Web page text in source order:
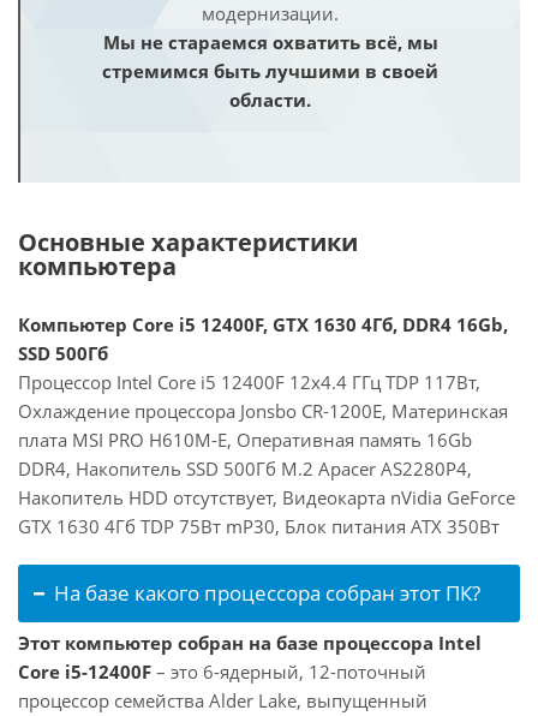
модернизации.
Мы не стараемся охватить всё, мы
стремимся быть лучшими в своей
области.
Основные характеристики
компьютера
Компьютер Core i5 12400F, GTX 1630 4Гб, DDR4 16Gb,
SSD 500Гб
Процессор Intel Core i5 12400F 12x4.4 ГГц TDP 117Вт,
Охлаждение процессора Jonsbo CR-1200E, Материнская
плата MSI PRO H610M-E, Оперативная память 16Gb
DDR4, Накопитель SSD 500Гб M.2 Apacer AS2280P4,
Накопитель HDD отсутствует, Видеокарта nVidia GeForce
GTX 1630 4Гб TDP 75Вт mP30, Блок питания ATX 350Вт
На базе какого процессора собран этот ПК?
Этот компьютер собран на базе процессора Intel
Core i5-12400F – это 6-ядерный, 12-поточный
процессор семейства Alder Lake, выпущенный